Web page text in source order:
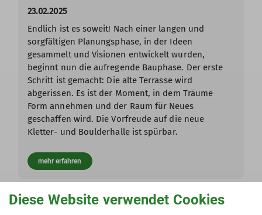
23.02.2025
Endlich ist es soweit! Nach einer langen und
sorgfältigen Planungsphase, in der Ideen
gesammelt und Visionen entwickelt wurden,
beginnt nun die aufregende Bauphase. Der erste
Schritt ist gemacht: Die alte Terrasse wird
abgerissen. Es ist der Moment, in dem Träume
Form annehmen und der Raum für Neues
geschaffen wird. Die Vorfreude auf die neue
Kletter- und Boulderhalle ist spürbar.
mehr erfahren
Andere Themen
Diese Website verwendet Cookies